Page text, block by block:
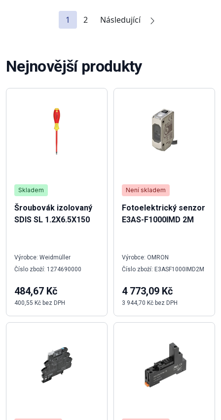
1 2 Následující
Nejnovější produkty
Skladem
Šroubovák izolovaný
SDIS SL 1.2X6.5X150
Výrobce: Weidmüller
Číslo zboží: 1274690000
484,67 Kč
400,55 Kč bez DPH
Není skladem
Fotoelektrický senzor
E3AS-F1000IMD 2M
Výrobce: OMRON
Číslo zboží: E3ASF1000IMD2M
4 773,09 Kč
3 944,70 Kč bez DPH